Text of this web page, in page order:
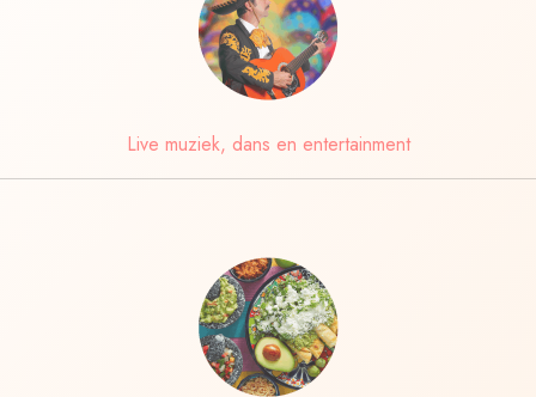
Live muziek, dans en entertainment